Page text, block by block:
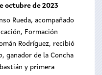
octubre de 2023
Rueda, acompañado
Formación
Rodríguez, recibió
, ganador de la Concha
y primera